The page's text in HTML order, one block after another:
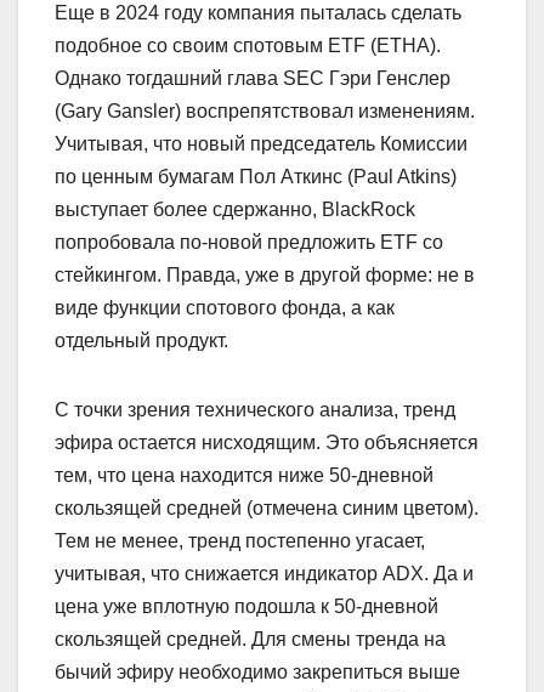
Еще в 2024 году компания пыталась сделать
подобное со своим спотовым ETF (ETHA).
Однако тогдашний глава SEC Гэри Генслер
(Gary Gansler) воспрепятствовал изменениям.
Учитывая, что новый председатель Комиссии
по ценным бумагам Пол Аткинс (Paul Atkins)
выступает более сдержанно, BlackRock
попробовала по-новой предложить ETF со
стейкингом. Правда, уже в другой форме: не в
виде функции спотового фонда, а как
отдельный продукт.
С точки зрения технического анализа, тренд
эфира остается нисходящим. Это объясняется
тем, что цена находится ниже 50-дневной
скользящей средней (отмечена синим цветом).
Тем не менее, тренд постепенно угасает,
учитывая, что снижается индикатор ADX. Да и
цена уже вплотную подошла к 50-дневной
скользящей средней. Для смены тренда на
бычий эфиру необходимо закрепиться выше